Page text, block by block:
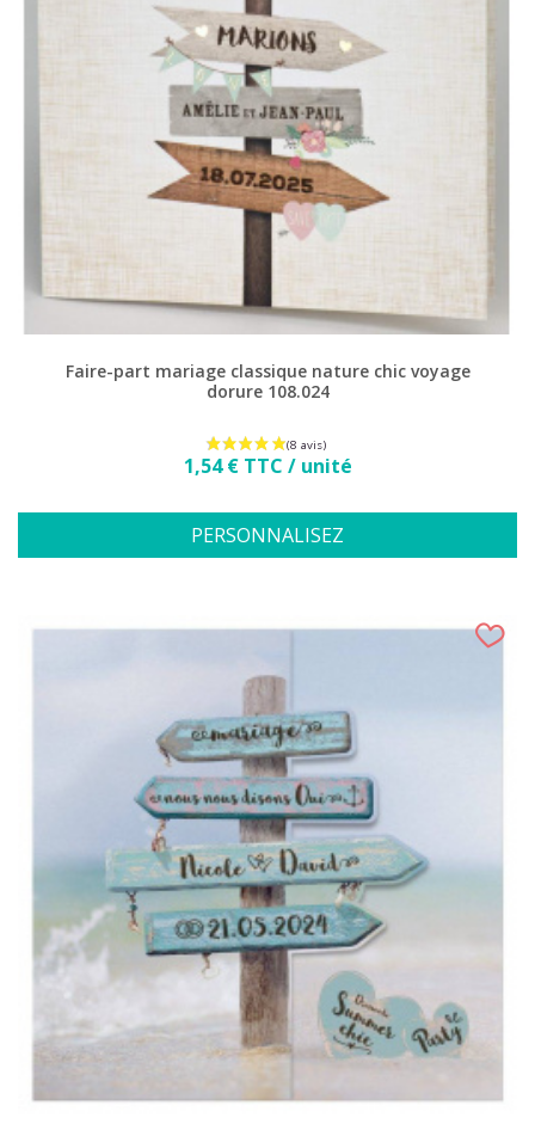
Faire-part mariage classique nature chic voyage
dorure 108.024
Prix
1,54 € TTC / unité
PERSONNALISEZ